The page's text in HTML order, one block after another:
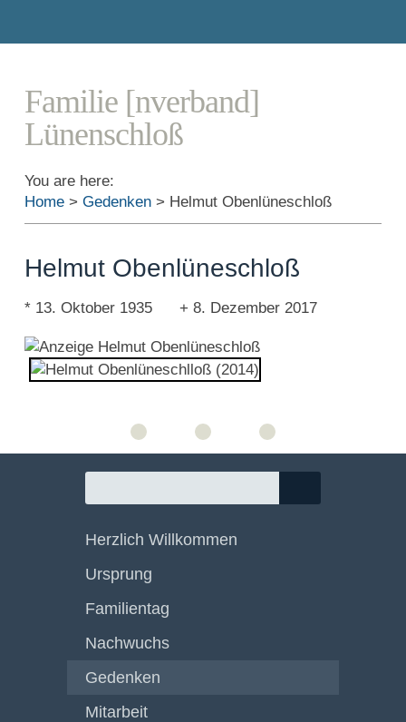
Familie [nverband]
Lünenschloß
You are here:
Home> Gedenken> Helmut Obenlüneschloß
Helmut Obenlüneschloß
* 13. Oktober 1935 + 8. Dezember 2017
Herzlich Willkommen
Ursprung
Familientag
Nachwuchs
Gedenken
Mitarbeit